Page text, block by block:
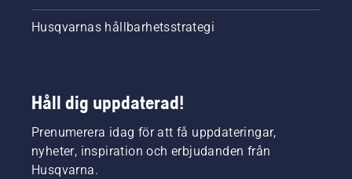
Batterikraft och drifttid – ger stöd för längre och
mer krävande häckklippning
tjockare grenar
Vikt och ergonomi – ger bekvämare användning
Husqvarnas hållbarhetsstrategi
Håll dig uppdaterad!
Prenumerera idag för att få uppdateringar,
nyheter, inspiration och erbjudanden från
Husqvarna.